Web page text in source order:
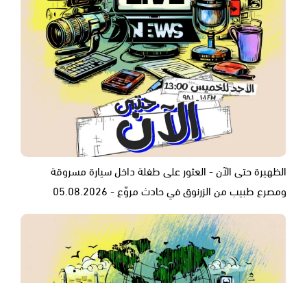
الظهيرة حتى الآن - العثور على طفلة داخل سيارة مسروقة
ومصرع طبيب من الزرنوق في حادث مروّع - 05.08.2026